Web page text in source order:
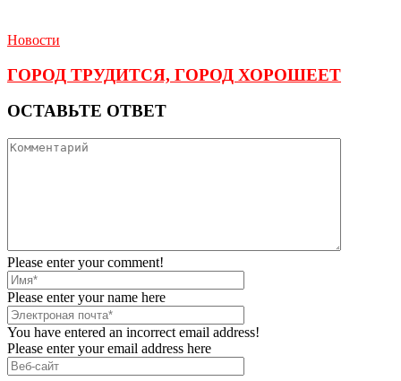
Новости
ГОРОД ТРУДИТСЯ, ГОРОД ХОРОШЕЕТ
ОСТАВЬТЕ ОТВЕТ
Please enter your comment!
Please enter your name here
You have entered an incorrect email address!
Please enter your email address here